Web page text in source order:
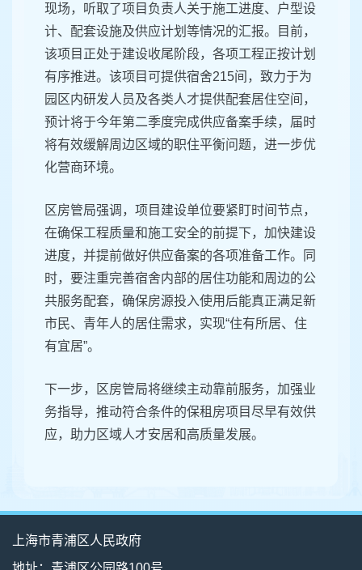
现场，听取了项目负责人关于施工进度、户型设
计、配套设施及供应计划等情况的汇报。目前，
该项目正处于建设收尾阶段，各项工程正按计划
有序推进。该项目可提供宿舍215间，致力于为
园区内研发人员及各类人才提供配套居住空间，
预计将于今年第二季度完成供应备案手续，届时
将有效缓解周边区域的职住平衡问题，进一步优
化营商环境。
区房管局强调，项目建设单位要紧盯时间节点，
在确保工程质量和施工安全的前提下，加快建设
进度，并提前做好供应备案的各项准备工作。同
时，要注重完善宿舍内部的居住功能和周边的公
共服务配套，确保房源投入使用后能真正满足新
市民、青年人的居住需求，实现“住有所居、住
有宜居”。
下一步，区房管局将继续主动靠前服务，加强业
务指导，推动符合条件的保租房项目尽早有效供
应，助力区域人才安居和高质量发展。
上海市青浦区人民政府